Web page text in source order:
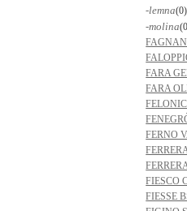
-lemna(0)
-molina
FARA
FARA
FERNO
FIESCO
FIESSE